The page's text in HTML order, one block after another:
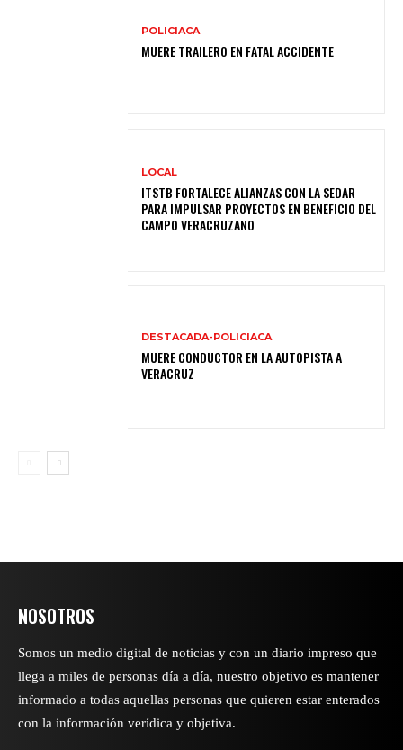
POLICIACA
MUERE TRAILERO EN FATAL ACCIDENTE
LOCAL
ITSTB FORTALECE ALIANZAS CON LA SEDAR
PARA IMPULSAR PROYECTOS EN BENEFICIO DEL
CAMPO VERACRUZANO
DESTACADA-POLICIACA
MUERE CONDUCTOR EN LA AUTOPISTA A
VERACRUZ
NOSOTROS
Somos un medio digital de noticias y con un diario impreso que
llega a miles de personas día a día, nuestro objetivo es mantener
informado a todas aquellas personas que quieren estar enterados
con la información verídica y objetiva.